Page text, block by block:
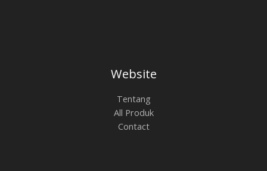
Website
Tentang
All Produk
Contact